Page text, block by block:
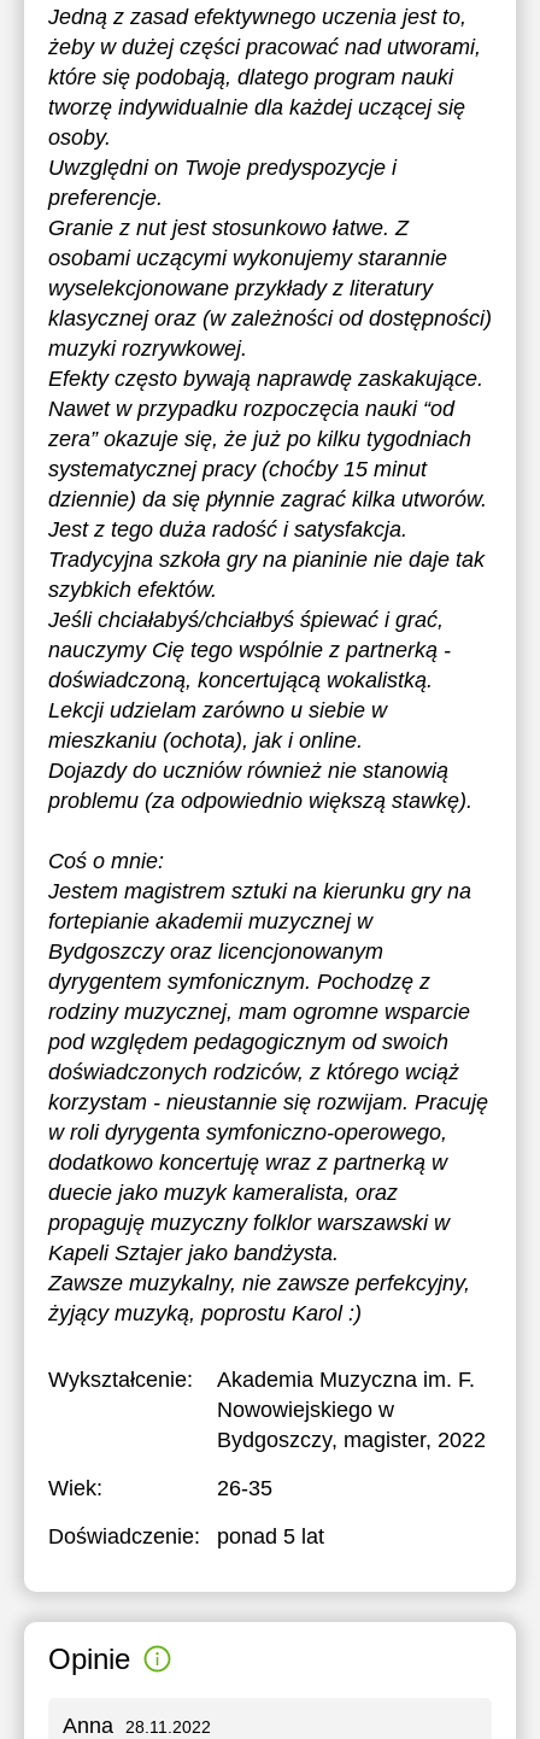
Jedną z zasad efektywnego uczenia jest to,
żeby w dużej części pracować nad utworami,
które się podobają, dlatego program nauki
tworzę indywidualnie dla każdej uczącej się
osoby.
Uwzględni on Twoje predyspozycje i
preferencje.
Granie z nut jest stosunkowo łatwe. Z
osobami uczącymi wykonujemy starannie
wyselekcjonowane przykłady z literatury
klasycznej oraz (w zależności od dostępności)
muzyki rozrywkowej.
Efekty często bywają naprawdę zaskakujące.
Nawet w przypadku rozpoczęcia nauki “od
zera” okazuje się, że już po kilku tygodniach
systematycznej pracy (choćby 15 minut
dziennie) da się płynnie zagrać kilka utworów.
Jest z tego duża radość i satysfakcja.
Tradycyjna szkoła gry na pianinie nie daje tak
szybkich efektów.
Jeśli chciałabyś/chciałbyś śpiewać i grać,
nauczymy Cię tego wspólnie z partnerką -
doświadczoną, koncertującą wokalistką.
Lekcji udzielam zarówno u siebie w
mieszkaniu (ochota), jak i online.
Dojazdy do uczniów również nie stanowią
problemu (za odpowiednio większą stawkę).
Coś o mnie:
Jestem magistrem sztuki na kierunku gry na
fortepianie akademii muzycznej w
Bydgoszczy oraz licencjonowanym
dyrygentem symfonicznym. Pochodzę z
rodziny muzycznej, mam ogromne wsparcie
pod względem pedagogicznym od swoich
doświadczonych rodziców, z którego wciąż
korzystam - nieustannie się rozwijam. Pracuję
w roli dyrygenta symfoniczno-operowego,
dodatkowo koncertuję wraz z partnerką w
duecie jako muzyk kameralista, oraz
propaguję muzyczny folklor warszawski w
Kapeli Sztajer jako bandżysta.
Zawsze muzykalny, nie zawsze perfekcyjny,
żyjący muzyką, poprostu Karol :)
Wykształcenie:
Akademia Muzyczna im. F.
Nowowiejskiego w
Bydgoszczy, magister, 2022
Wiek:
26-35
Doświadczenie:
ponad 5 lat
Opinie
Anna 28.11.2022